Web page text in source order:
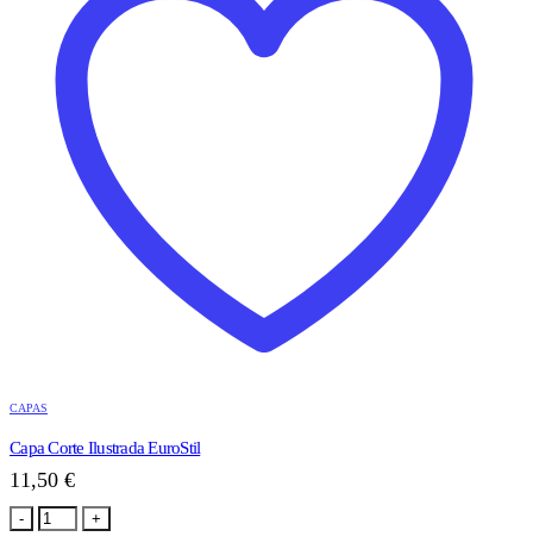
CAPAS
Capa Corte Ilustrada EuroStil
11,50 €
- +